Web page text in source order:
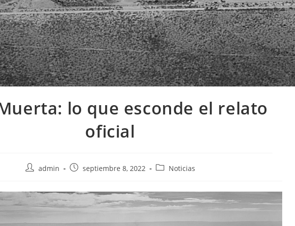
lo que esconde el relato
oficial
admin septiembre 8, 2022 Noticias